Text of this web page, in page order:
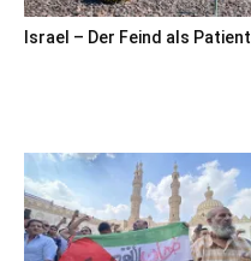
Israel – Der Feind als Patient